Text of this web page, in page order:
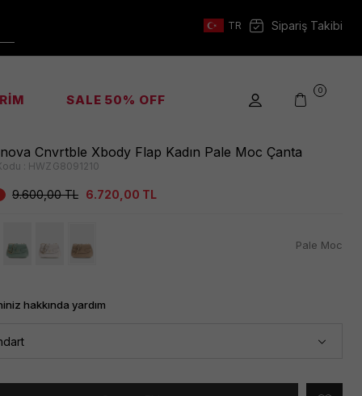
TR Sipariş Takibi
SALE 50% OFF
0
Cnvrtble Xbody Flap Kadın Pale Moc Çanta
: HWZG8091210
9.600,00TL 6.720,00 TL
Pale Moc
hakkında yardım